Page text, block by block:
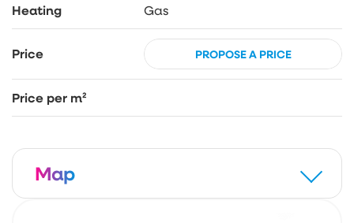
Heating Gas
Price PROPOSE A PRICE
Price per m²
Map